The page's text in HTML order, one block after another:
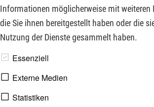
Informationen möglicherweise mit weiteren
die Sie ihnen bereitgestellt haben oder die
Nutzung der Dienste gesammelt haben.
Essenziell
Externe Medien
Statistiken
www.derfinanzinvestor.de - © 2026 - Die